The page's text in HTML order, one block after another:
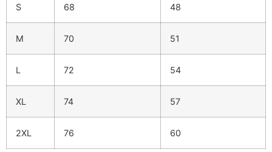
S 68 48
M 70 51
L 72 54
XL 74 57
2XL 76 60